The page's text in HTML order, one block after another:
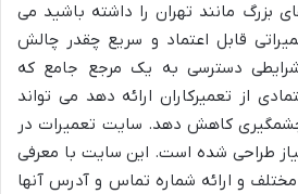
بزرگ مانند تهران را داشته باشید می
قابل اعتماد و سریع چقدر چالش
دسترسی به یک مرجع جامع که
از تعمیرکاران ارائه دهد می ‌تواند
چشمگیری کاهش دهد. سایت تعمیرات در
طراحی شده است. این سایت با معرفی
و ارائه شماره تماس و آدرس آنها